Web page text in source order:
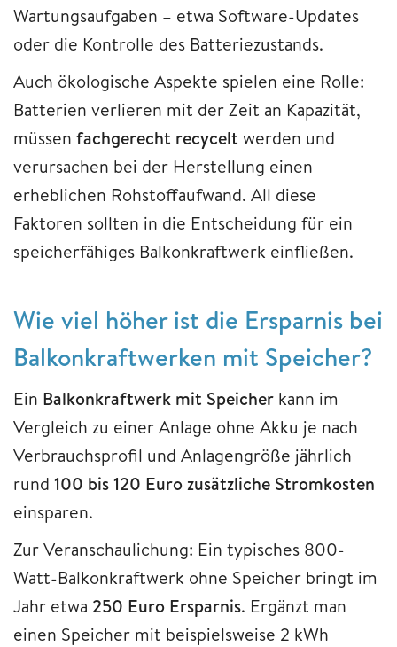
Wartungsaufgaben – etwa Software-Updates
oder die Kontrolle des Batteriezustands.
Auch ökologische Aspekte spielen eine Rolle:
Batterien verlieren mit der Zeit an Kapazität,
müssen fachgerecht recycelt werden und
verursachen bei der Herstellung einen
erheblichen Rohstoffaufwand. All diese
Faktoren sollten in die Entscheidung für ein
speicherfähiges Balkonkraftwerk einfließen.
Wie viel höher ist die Ersparnis bei
Balkonkraftwerken mit Speicher?
Ein Balkonkraftwerk mit Speicher kann im
Vergleich zu einer Anlage ohne Akku je nach
Verbrauchsprofil und Anlagengröße jährlich
rund 100 bis 120 Euro zusätzliche Stromkosten
einsparen.
Zur Veranschaulichung: Ein typisches 800-
Watt-Balkonkraftwerk ohne Speicher bringt im
Jahr etwa 250 Euro Ersparnis. Ergänzt man
einen Speicher mit beispielsweise 2 kWh